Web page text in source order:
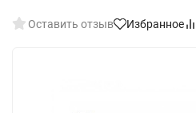
Оставить отзыв Избранное